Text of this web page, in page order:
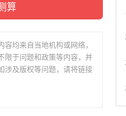
均来自当地机构或网络，
限于问题和政策等内容，并
涉及版权等问题，请将链接